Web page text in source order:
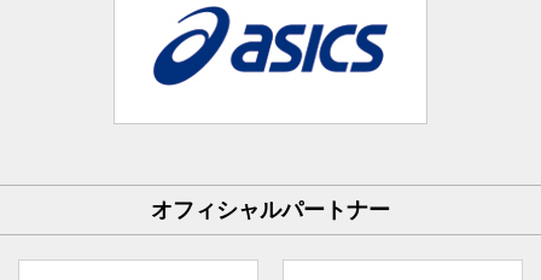
オフィシャルパートナー